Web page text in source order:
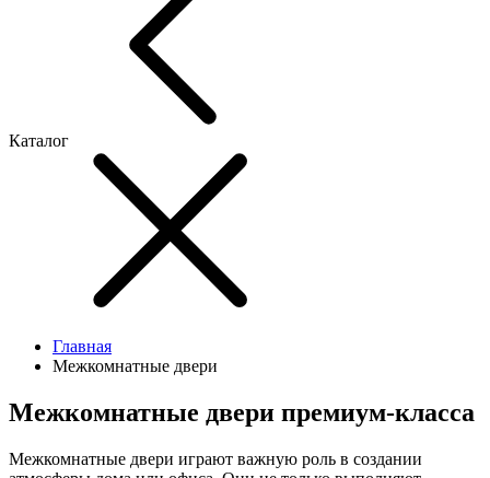
Каталог
Главная
Межкомнатные двери
Межкомнатные двери премиум-класса
Межкомнатные двери играют важную роль в создании